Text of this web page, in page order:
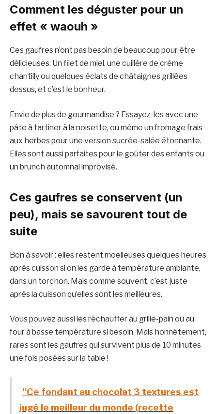
Comment les déguster pour un
effet « waouh »
Ces gaufres n’ont pas besoin de beaucoup pour être
délicieuses. Un filet de miel, une cuillère de crème
chantilly ou quelques éclats de châtaignes grillées
dessus, et c’est le bonheur.
Envie de plus de gourmandise ? Essayez-les avec une
pâte à tartiner à la noisette, ou même un fromage frais
aux herbes pour une version sucrée-salée étonnante.
Elles sont aussi parfaites pour le goûter des enfants ou
un brunch automnal improvisé.
Ces gaufres se conservent (un
peu), mais se savourent tout de
suite
Bon à savoir : elles restent moelleuses quelques heures
après cuisson si on les garde à température ambiante,
dans un torchon. Mais comme souvent, c’est juste
après la cuisson qu’elles sont les meilleures.
Vous pouvez aussi les réchauffer au grille-pain ou au
four à basse température si besoin. Mais honnêtement,
rares sont les gaufres qui survivent plus de 10 minutes
une fois posées sur la table !
"Ce fondant au chocolat 3 textures est
jugé le meilleur du monde (recette